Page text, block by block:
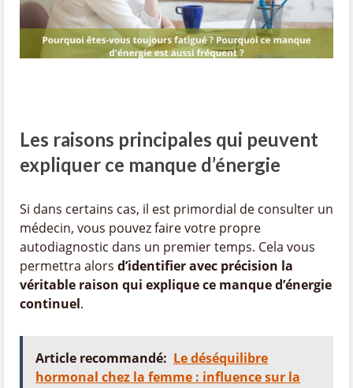
Les raisons principales qui peuvent
expliquer ce manque d’énergie
Si dans certains cas, il est primordial de consulter un
médecin, vous pouvez faire votre propre
autodiagnostic dans un premier temps. Cela vous
permettra alors d’identifier avec précision la
véritable raison qui explique ce manque d’énergie
continuel.
Article recommandé: Le déséquilibre
hormonal chez la femme : influence sur la